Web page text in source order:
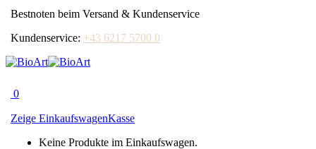
Bestnoten beim Versand & Kundenservice
Kundenservice: +43 6217 5700 0
0
Zeige EinkaufswagenKasse
Keine Produkte im Einkaufswagen.